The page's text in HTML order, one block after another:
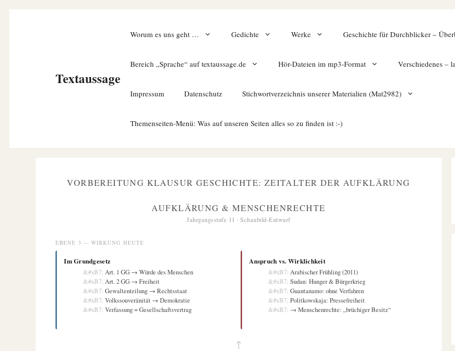
Textaussage
Worum es uns geht … Gedichte Werke Geschichte für Durchblicker –
Bereich „Sprache“ auf textaussage.de Hör-Dateien im mp3-Format Verschiedenes –
Impressum Datenschutz Stichwortverzeichnis unserer Materialien (Mat2982)
Themenseiten-Menü: Was auf unseren Seiten alles so zu finden ist :-)
VORBEREITUNG KLAUSUR GESCHICHTE: ZEITALTER DER AUFKLÄRUNG
AUFKLÄRUNG & MENSCHENRECHTE
Jahrgangsstufe 11 · Schaubild-Entwurf
EBENE 3 — WIRKUNG HEUTE
Im Grundgesetz
Art. 1 GG → Würde des Menschen
Art. 2 GG → Freiheit
Gewaltenteilung → Rechtsstaat
Volkssouveränität → Demokratie
Verfassung = Gesellschaftsvertrag
Anspruch vs. Wirklichkeit
Arabischer Frühling (2011)
Sudan: Hunger & Bürgerkrieg
Guantanamo: ohne Verfahren
Politkowskaja: Pressefreiheit
→ Menschenrechte: „brüchiger Besitz“
↑